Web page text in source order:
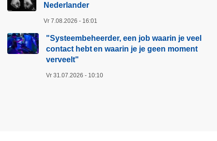
Nederlander
Vr 7.08.2026 - 16:01
"Systeembeheerder, een job waarin je veel
contact hebt en waarin je je geen moment
verveelt"​
Vr 31.07.2026 - 10:10